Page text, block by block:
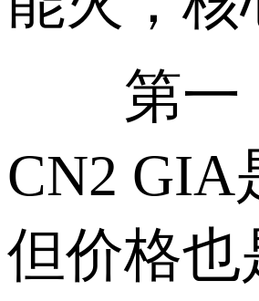
第一，
CN2 GIA
但价格也